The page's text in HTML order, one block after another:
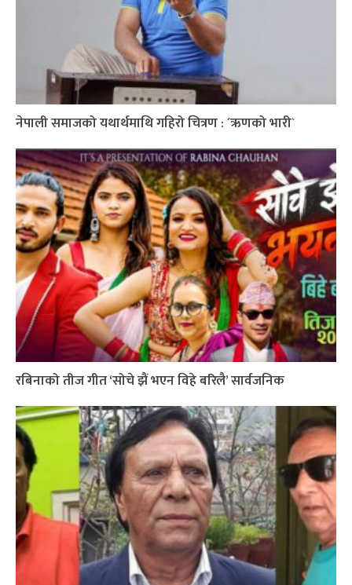
नेपाली समाजको यथार्थमाथि गहिरो चित्रण : ´ऋणको भारी`
रबिनाको तीज गीत ‘सोचे झैं भएन विहे बरिलै’ सार्वजनिक